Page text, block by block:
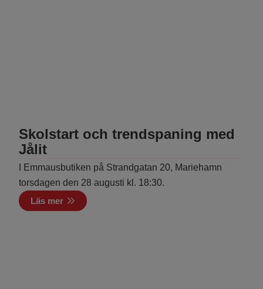
Skolstart och trendspaning med
Jålit
I Emmausbutiken på Strandgatan 20, Mariehamn
torsdagen den 28 augusti kl. 18:30.
Läs mer